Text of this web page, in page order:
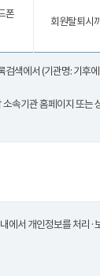
폰
회원탈퇴시
색에서 (기관명: 기후
속기관 홈페이지 또는
에서 개인정보를 처리·